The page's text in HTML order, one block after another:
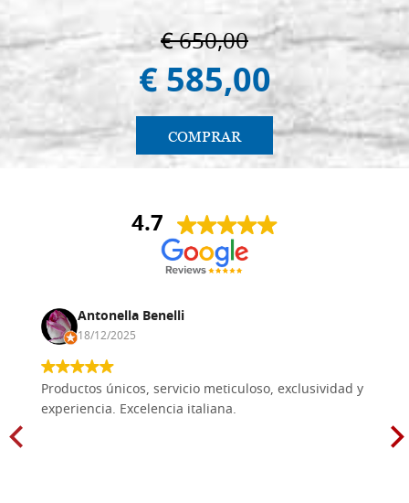
€ 650,00
€ 585,00
COMPRAR
4.7
Antonella Benelli
18/12/2025
Productos únicos, servicio meticuloso, exclusividad y
experiencia. Excelencia italiana.